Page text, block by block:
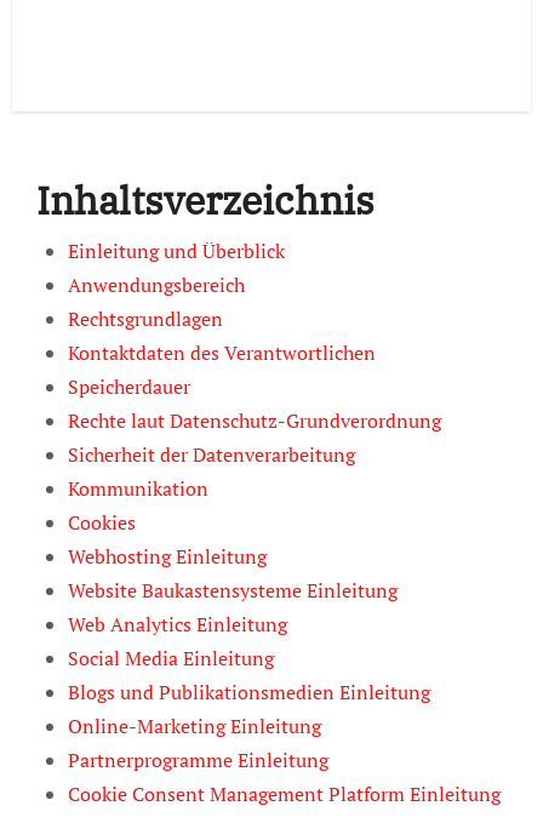
Inhaltsverzeichnis
Einleitung und Überblick
Anwendungsbereich
Rechtsgrundlagen
Kontaktdaten des Verantwortlichen
Speicherdauer
Rechte laut Datenschutz-Grundverordnung
Sicherheit der Datenverarbeitung
Kommunikation
Cookies
Webhosting Einleitung
Website Baukastensysteme Einleitung
Web Analytics Einleitung
Social Media Einleitung
Blogs und Publikationsmedien Einleitung
Online-Marketing Einleitung
Partnerprogramme Einleitung
Cookie Consent Management Platform Einleitung